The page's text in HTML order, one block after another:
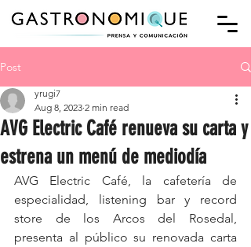
Post
AVG Electric Café renueva su carta y
estrena un menú de mediodía
yrugi7
Aug 8, 2023 2 min read
AVG Electric Café, la cafetería de
especialidad, listening bar y record
store de los Arcos del Rosedal,
presenta al público su renovada carta